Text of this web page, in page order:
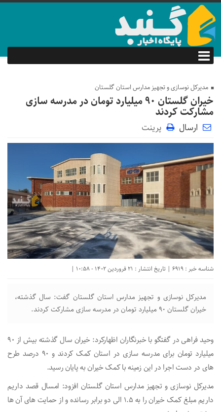
مدیرکل نوسازی و تجهیز مدارس استان گلستان
خیران گلستان ۹۰ میلیارد تومان در مدرسه سازی
مشارکت کردند
ارسال پرینت
شناسه خبر : 6919 | تاریخ انتشار : 21 فروردین 1402 - 10:58 |
مدیرکل نوسازی و تجهیز مدارس استان گلستان گفت: سال گذشته،
خیران گلستان ۹۰ میلیارد تومان در مدرسه سازی مشارکت کردند.
وحید فراهی در گفتگو با خبرنگاران اظهارکرد: خیران سال گذشته بیش از ۹۰
میلیارد تومان برای مدرسه سازی در استان کمک کردند و ۹۰ درصد طرح
های در دست اجرا در این زمینه با کمک خیران به پایان رسید.
مدیرکل نوسازی و تجهیز مدارس استان گلستان افزود: امسال قصد داریم
داریم مبلغ کمک خیران را به ۱.۵ الی دو برابر رسانده و از حمایت های آن ها